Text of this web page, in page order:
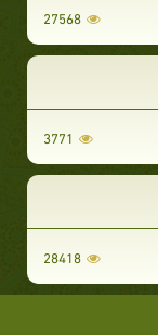
27568
3771
28418